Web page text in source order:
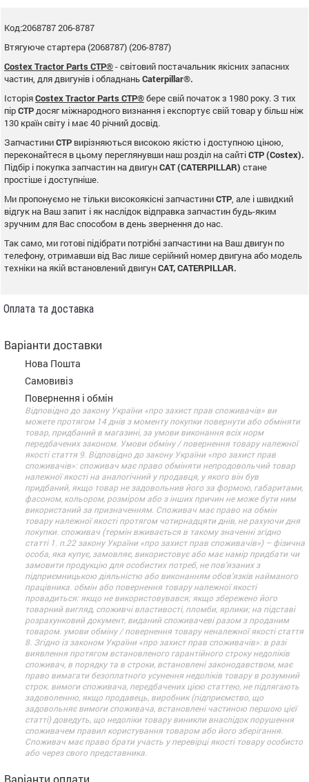
Код:2068787 206-8787
Втягуюче стартера (2068787) (206-8787)
Costex Tractor Parts CTP®- світовий постачальник якісних запасних
частин, для двигунів і обладнаньCaterpillar®.
ІсторіяCostex Tractor Parts CTP®бере свій початок з 1980 року. З тих
пірCTP досяг міжнародного визнання і експортує свій товар у більш ніж
130 країн світу і має 40 річний досвід.
ЗапчастиниCTP вирізняються високою якістю і доступною ціною,
переконайтеся в цьому переглянувши наш розділ на сайтіCTP (Costex).
Підбір і покупка запчастин на двигунCAT (CATERPILLAR) стане
простіше і доступніше.
Ми пропонуємо не тільки високоякісні запчастиниCTP , але і швидкий
відгук на Ваш запит і як наслідок відправка запчастин будь-яким
зручним для Вас способом в день звернення до нас.
Так само, ми готові підібрати потрібні запчастини на Ваш двигун по
телефону, отримавши від Вас лише серійний номер двигуна або модель
техніки на якій встановлений двигунCAT, CATERPILLAR.
Оплата та доставка
Варіанти доставки
Нова Пошта
Самовивіз
Повернення і обмін
Відповідно до закону України «про захист прав споживачів» ви
можете протягом 14 днів з моменту покупки повернути або обміняти
товар, придбаний в магазині, за умови виконання всіх норм
передбачених законом. Умови обміну / повернення товару належної
якості стаття 9. Відповідно до закону України «про захист прав
споживачів»: споживач має право обміняти непродовольчий товар
належної якості на аналогічний у продавця, у якого він був
придбаний, якщо товар не задовольнив його за формою, габаритами,
фасоном, кольором, розміром або з інших причин не може бути ним
використаний за призначенням. Споживач має право на обмін
товару належної якості протягом чотирнадцяти днів, не рахуючи дня
покупки. споживач (термін вживається в такому значенні згідно
статті 1. п.22 закону України «про захист прав споживачів») – фізична
особа, яка купує, замовляє, використовує або має намір придбати чи
замовити продукцію для особистих потреб, не пов’язаних з
підприємницькою діяльністю або виконанням обов’язків найманого
працівника. обмін або повернення товару належної якості
провадиться: якщо не використовувався; якщо збережено його
товарний вигляд, споживчі властивості, пломби, ярлики; на підставі
розрахунковий документ, виданий споживачеві разом з проданим
товаром. умови обміну / повернення товару неналежної якості стаття
8. Згідно із законом України «про захист прав споживачів»: в разі
виявлення протягом встановленого гарантійного строку недоліків
споживач, в порядку та в строки, встановлені законодавством, має
право вимагати безоплатного усунення недоліків товару в розумний
строк. вимоги споживача, передбачених цією статтею, не підлягають
задоволенню, якщо продавець, виробник (підприємство, що
задовольняє вимоги споживача, встановлені частиною першою цієї
статті) доведуть, що недоліки товару виникли внаслідок порушення
споживачем правил користування товаром або його зберігання.
Споживач має право брати участь у перевірці якості товару особисто
або через свого представника.
Варіанти оплати